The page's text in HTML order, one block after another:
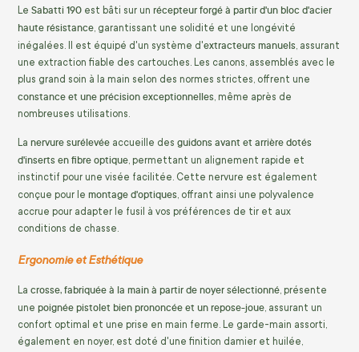
Le Sabatti 190 est bâti sur un récepteur forgé à partir d'un bloc d'acier
haute résistance, garantissant une solidité et une longévité
inégalées. Il est équipé d'un système d'extracteurs manuels, assurant
une extraction fiable des cartouches. Les canons, assemblés avec le
plus grand soin à la main selon des normes strictes, offrent une
constance et une précision exceptionnelles, même après de
nombreuses utilisations.
La nervure surélevée accueille des guidons avant et arrière dotés
d'inserts en fibre optique, permettant un alignement rapide et
instinctif pour une visée facilitée. Cette nervure est également
conçue pour le montage d'optiques, offrant ainsi une polyvalence
accrue pour adapter le fusil à vos préférences de tir et aux
conditions de chasse.
Ergonomie et Esthétique
La crosse, fabriquée à la main à partir de noyer sélectionné, présente
une poignée pistolet bien prononcée et un repose-joue, assurant un
confort optimal et une prise en main ferme. Le garde-main assorti,
également en noyer, est doté d'une finition damier et huilée,